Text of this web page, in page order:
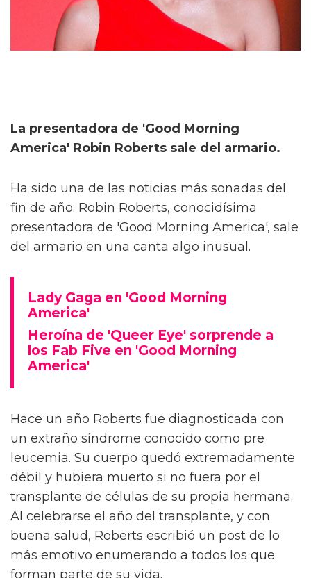
La presentadora de 'Good Morning
America' Robin Roberts sale del armario.
Ha sido una de las noticias más sonadas del
fin de año: Robin Roberts, conocidísima
presentadora de 'Good Morning America', sale
del armario en una canta algo inusual.
Lady Gaga en 'Good Morning
America'
Heroína de 'Queer Eye' sorprende a
los Fab Five en 'Good Morning
America'
Hace un año Roberts fue diagnosticada con
un extraño síndrome conocido como pre
leucemia. Su cuerpo quedó extremadamente
débil y hubiera muerto si no fuera por el
transplante de células de su propia hermana.
Al celebrarse el año del transplante, y con
buena salud, Roberts escribió un post de lo
más emotivo enumerando a todos los que
forman parte de su vida.